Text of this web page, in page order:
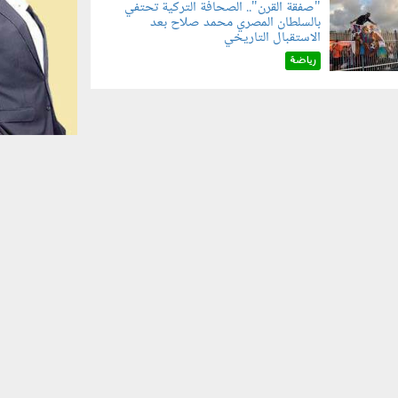
"صفقة القرن".. الصحافة التركية تحتفي
بالسلطان المصري محمد صلاح بعد
الاستقبال التاريخي
رياضة